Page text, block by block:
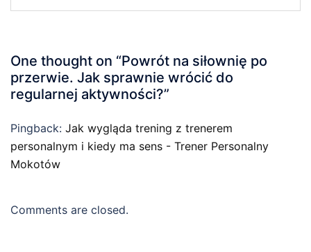
One thought on “Powrót na siłownię po
przerwie. Jak sprawnie wrócić do
regularnej aktywności?”
Pingback: Jak wygląda trening z trenerem
personalnym i kiedy ma sens - Trener Personalny
Mokotów
Comments are closed.